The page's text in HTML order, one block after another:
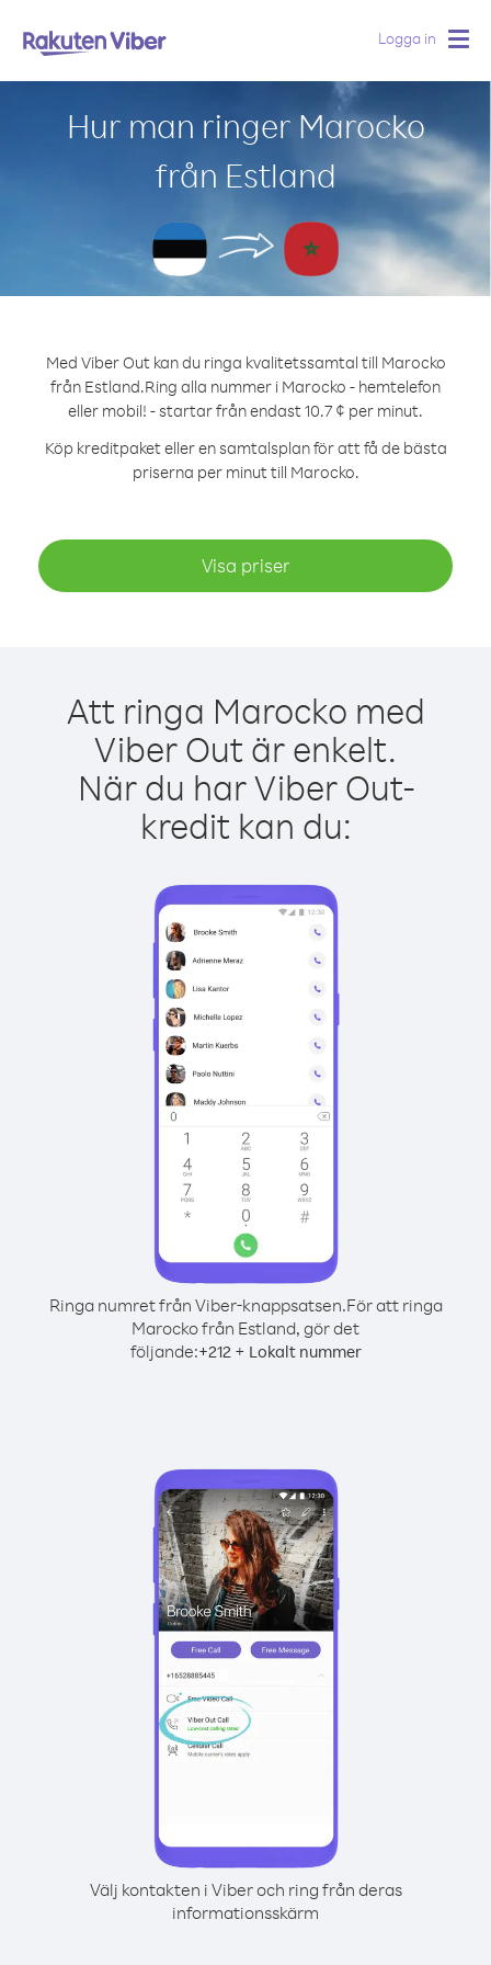
Logga in
Hur man ringer Marocko
från Estland
Med Viber Out kan du ringa kvalitetssamtal till Marocko
från Estland.Ring alla nummer i Marocko - hemtelefon
eller mobil! - startar från endast 10.7 ¢ per minut.
Köp kreditpaket eller en samtalsplan för att få de bästa
priserna per minut till Marocko.
Visa priser
Att ringa Marocko med
Viber Out är enkelt.
När du har Viber Out-
kredit kan du:
Ringa numret från Viber-knappsatsen.För att ringa
Marocko från Estland, gör det
följande:+212+ Lokalt nummer
Välj kontakten i Viber och ring från deras
informationsskärm